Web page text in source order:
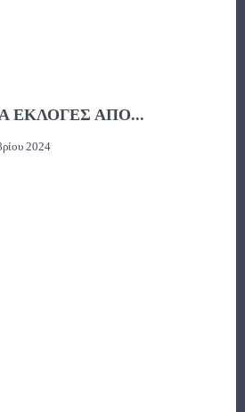
ΕΚΛΟΓΕΣ ΑΠΟ...
2024